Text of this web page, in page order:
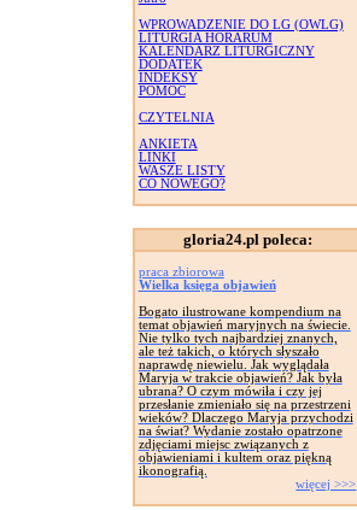
WPROWADZENIE DO LG (OWLG)
LITURGIA HORARUM
KALENDARZ LITURGICZNY
DODATEK
INDEKSY
POMOC
CZYTELNIA
ANKIETA
LINKI
WASZE LISTY
CO NOWEGO?
gloria24.pl poleca:
praca zbiorowa
Wielka księga objawień
Bogato ilustrowane kompendium na
temat objawień maryjnych na świecie.
Nie tylko tych najbardziej znanych,
ale też takich, o których słyszało
naprawdę niewielu. Jak wyglądała
Maryja w trakcie objawień? Jak była
ubrana? O czym mówiła i czy jej
przesłanie zmieniało się na przestrzeni
wieków? Dlaczego Maryja przychodzi
na świat? Wydanie zostało opatrzone
zdjęciami miejsc związanych z
objawieniami i kultem oraz piękną
ikonografią.
więcej >>>